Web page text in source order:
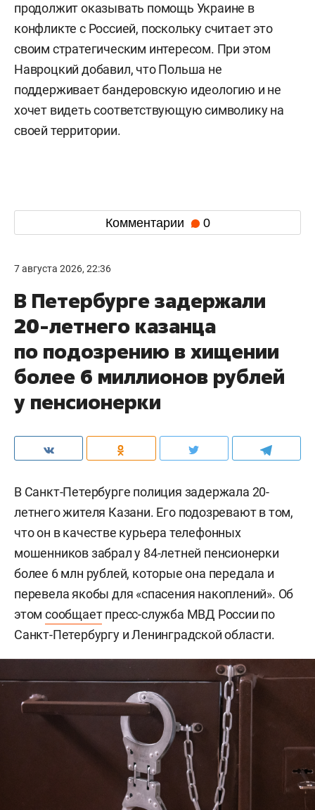
продолжит оказывать помощь Украине в
конфликте с Россией, поскольку считает это
своим стратегическим интересом. При этом
Навроцкий добавил, что Польша не
поддерживает бандеровскую идеологию и не
хочет видеть соответствующую символику на
своей территории.
Комментарии 0
7 августа 2026, 22:36
В Петербурге задержали
20-летнего казанца
по подозрению в хищении
более 6 миллионов рублей
у пенсионерки
В Санкт-Петербурге полиция задержала 20-
летнего жителя Казани. Его подозревают в том,
что он в качестве курьера телефонных
мошенников забрал у 84-летней пенсионерки
более 6 млн рублей, которые она передала и
перевела якобы для «спасения накоплений». Об
этом сообщаетпресс-служба МВД России по
Санкт-Петербургу и Ленинградской области.